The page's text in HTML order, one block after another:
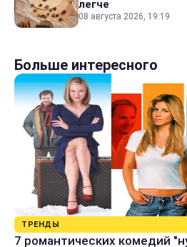
легче
08 августа 2026, 19:19
Больше интересного
ТРЕНДЫ
7 романтических комедий